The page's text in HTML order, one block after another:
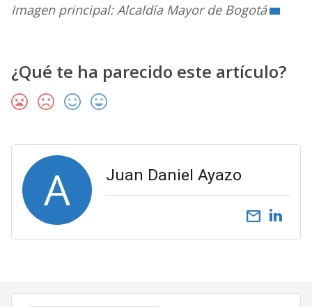
Imagen principal: Alcaldía Mayor de Bogotá
¿Qué te ha parecido este artículo?
A Juan Daniel Ayazo
email